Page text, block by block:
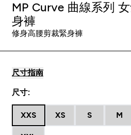
MP Curve 曲線系列
身褲
修身高腰剪裁緊身褲
尺寸指南
尺寸:
XXS XS S M